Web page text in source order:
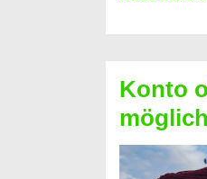
Sie
einen
Kredit
ohne
Konto
möglich